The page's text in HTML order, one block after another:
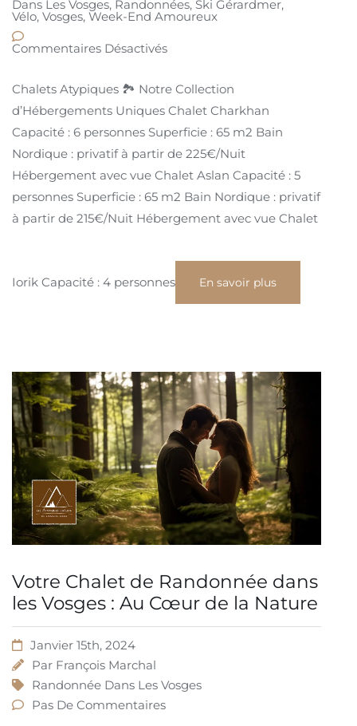
Dans Les Vosges, Randonnées, Ski Gérardmer,
Vélo, Vosges, Week-End Amoureux
Commentaires Désactivés
Chalets Atypiques 🏞️ Notre Collection
d’Hébergements Uniques Chalet Charkhan
Capacité : 6 personnes Superficie : 65 m2 Bain
Nordique : privatif à partir de 225€/Nuit
Hébergement avec vue Chalet Aslan Capacité : 5
personnes Superficie : 65 m2 Bain Nordique : privatif
à partir de 215€/Nuit Hébergement avec vue Chalet
Iorik Capacité : 4 personnes En savoir plus
Votre Chalet de Randonnée dans
les Vosges : Au Cœur de la Nature
Janvier 15th, 2024
Par François Marchal
Randonnée Dans Les Vosges
Pas De Commentaires